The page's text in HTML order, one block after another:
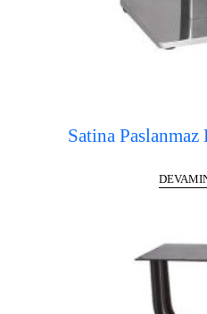
Satina